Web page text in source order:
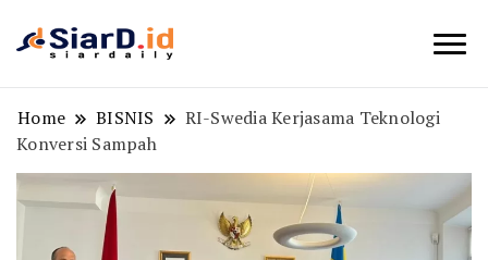
Home BISNIS
RI-Swedia Kerjasama Teknologi
Konversi Sampah